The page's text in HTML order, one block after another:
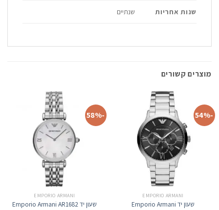
שנות אחריות שנתיים
מוצרים קשורים
-54%
EMPORIO ARMANI
שעון יד Emporio Armani
-58%
EMPORIO ARMANI
שעון יד Emporio Armani AR1682